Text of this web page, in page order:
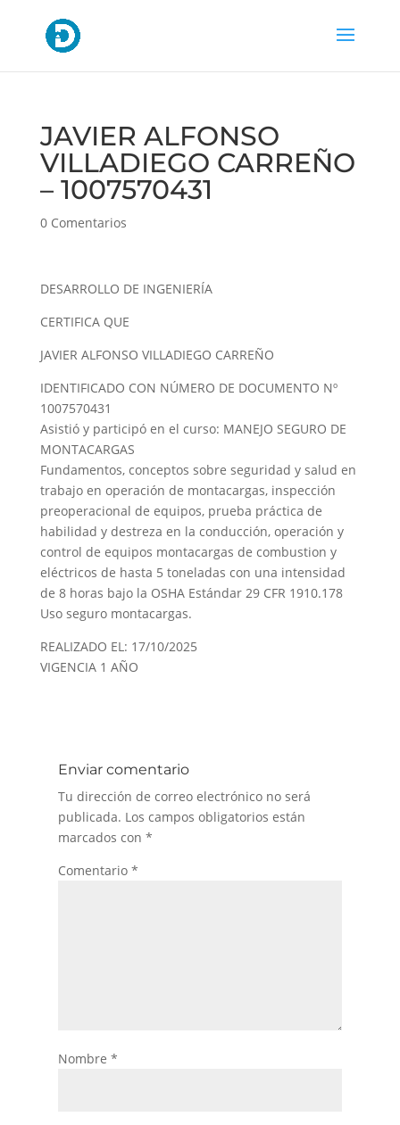
JAVIER ALFONSO
VILLADIEGO CARREÑO
– 1007570431
0 Comentarios
DESARROLLO DE INGENIERÍA
CERTIFICA QUE
JAVIER ALFONSO VILLADIEGO CARREÑO
IDENTIFICADO CON NÚMERO DE DOCUMENTO Nº
1007570431
Asistió y participó en el curso: MANEJO SEGURO DE
MONTACARGAS
Fundamentos, conceptos sobre seguridad y salud en
trabajo en operación de montacargas, inspección
preoperacional de equipos, prueba práctica de
habilidad y destreza en la conducción, operación y
control de equipos montacargas de combustion y
eléctricos de hasta 5 toneladas con una intensidad
de 8 horas bajo la OSHA Estándar 29 CFR 1910.178
Uso seguro montacargas.
REALIZADO EL: 17/10/2025
VIGENCIA 1 AÑO
Enviar comentario
Tu dirección de correo electrónico no será
publicada. Los campos obligatorios están
marcados con *
Comentario *
Nombre *